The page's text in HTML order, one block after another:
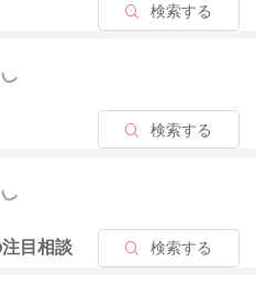
検索する
見る
検索する
見る
注目相談 検索する